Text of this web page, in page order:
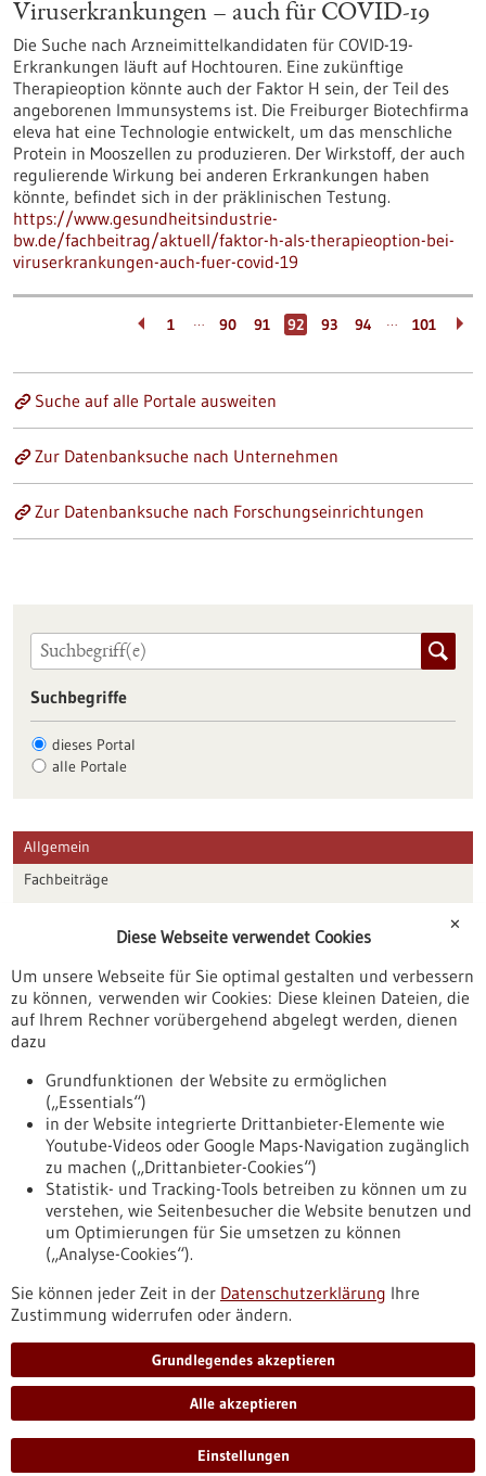
Viruserkrankungen – auch für COVID-19
Die Suche nach Arzneimittelkandidaten für COVID-19-
Erkrankungen läuft auf Hochtouren. Eine zukünftige
Therapieoption könnte auch der Faktor H sein, der Teil des
angeborenen Immunsystems ist. Die Freiburger Biotechfirma
eleva hat eine Technologie entwickelt, um das menschliche
Protein in Mooszellen zu produzieren. Der Wirkstoff, der auch
regulierende Wirkung bei anderen Erkrankungen haben
könnte, befindet sich in der präklinischen Testung.
https://www.gesundheitsindustrie-
bw.de/fachbeitrag/aktuell/faktor-h-als-therapieoption-bei-
viruserkrankungen-auch-fuer-covid-19
1 … 90 91 92 93 94 … 101
Suche auf alle Portale ausweiten
Zur Datenbanksuche nach Unternehmen
Zur Datenbanksuche nach Forschungseinrichtungen
Suchbegriffe
dieses Portal
alle Portale
Allgemein
Fachbeiträge
Veranstaltungen
Erscheinungsdatum
Nach oben
Informiert bleiben
Newsletter abonnieren
✕
Diese Webseite verwendet Cookies
Um unsere Webseite für Sie optimal gestalten und verbessern
zu können, verwenden wir Cookies: Diese kleinen Dateien, die
auf Ihrem Rechner vorübergehend abgelegt werden, dienen
dazu
Grundfunktionen der Website zu ermöglichen
(„Essentials“)
in der Website integrierte Drittanbieter-Elemente wie
Youtube-Videos oder Google Maps-Navigation zugänglich
zu machen („Drittanbieter-Cookies“)
Statistik- und Tracking-Tools betreiben zu können um zu
verstehen, wie Seitenbesucher die Website benutzen und
um Optimierungen für Sie umsetzen zu können
(„Analyse-Cookies“).
Sie können jeder Zeit in der Datenschutzerklärung Ihre
Zustimmung widerrufen oder ändern.
Grundlegendes akzeptieren
Alle akzeptieren
Einstellungen